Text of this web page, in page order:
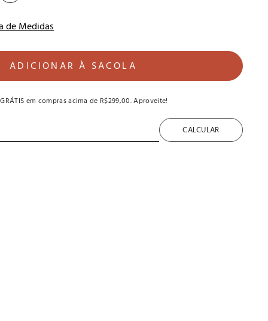
de Medidas
ADICIONAR À SACOLA
em compras acima de R$299,00. Aproveite!
CALCULAR